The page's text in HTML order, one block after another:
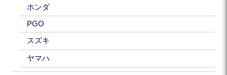
ホンダ
PGO
スズキ
ヤマハ